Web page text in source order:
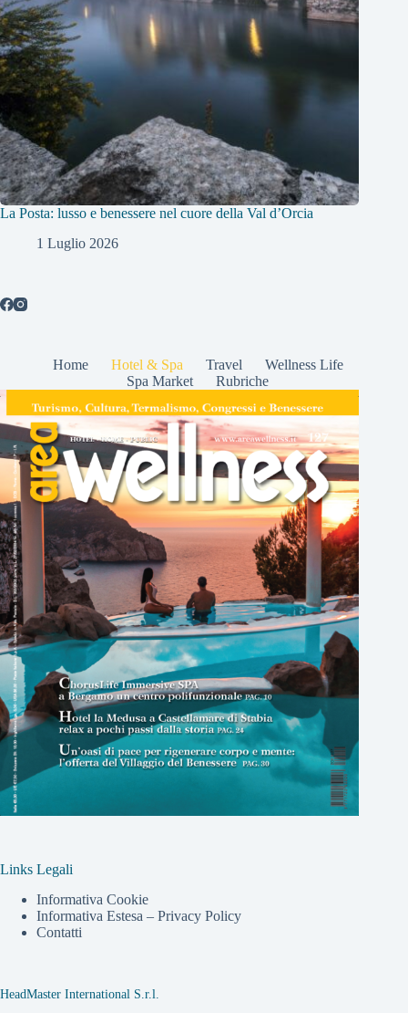
La Posta: lusso e benessere nel cuore della Val d’Orcia
1 Luglio 2026
Home Hotel & Spa Travel
Wellness Life
Spa Market
Rubriche
Links Legali
Informativa Cookie
Informativa Estesa – Privacy Policy
Contatti
HeadMaster International S.r.l.